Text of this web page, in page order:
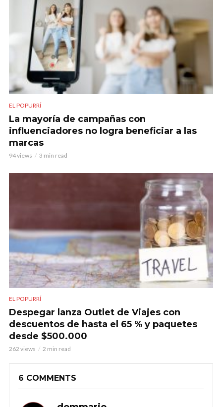
EL POPURRÍ
La mayoría de campañas con
influenciadores no logra beneficiar a las
marcas
94 views 3 min read
EL POPURRÍ
Despegar lanza Outlet de Viajes con
descuentos de hasta el 65 % y paquetes
desde $500.000
262 views 2 min read
6 COMMENTS